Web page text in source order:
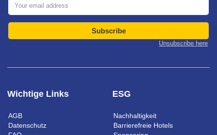
Wichtige Links
AGB
Datenschutz
ESG
Nachhaltigkeit
Barrierefreie Hotels
Subscribe
Unsubscribe here